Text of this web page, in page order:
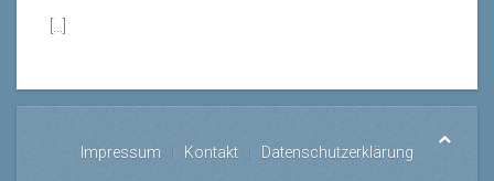
Impressum Kontakt Datenschutzerklärung